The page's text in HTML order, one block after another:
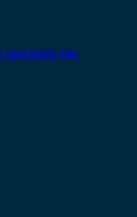
ερώτηση σας.